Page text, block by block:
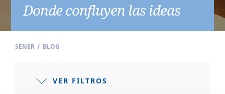
Donde confluyen las ideas
SENER / BLOG
VER FILTROS